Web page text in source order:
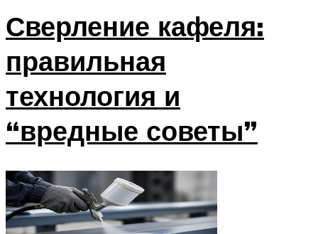
Сверление кафеля:
правильная
технология и
“вредные советы”